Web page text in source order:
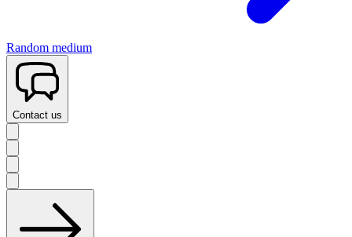
Random medium
Contact us